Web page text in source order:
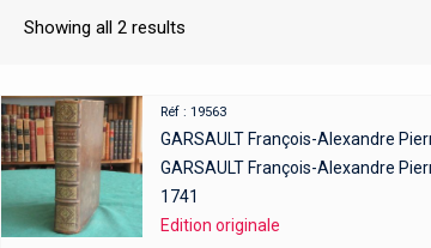
Showing all 2 results
Réf : 19563
GARSAULT François-Alexandre
GARSAULT François-Alexandre
1741
Edition originale